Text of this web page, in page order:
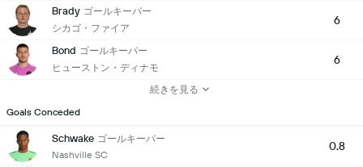
Brady ゴールキーパー
シカゴ・ファイア
6
Bond ゴールキーパー
ヒューストン・ディナモ
6
続きを見る
Goals Conceded
Schwake ゴールキーパー
Nashville SC
0.8